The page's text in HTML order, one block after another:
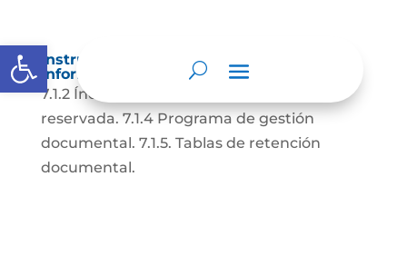
Abrir barra de herramientas
Instrumentos de gestión de la
información.
7.1.2 Índice de información clasificada y
reservada. 7.1.4 Programa de gestión
documental. 7.1.5. Tablas de retención
documental.